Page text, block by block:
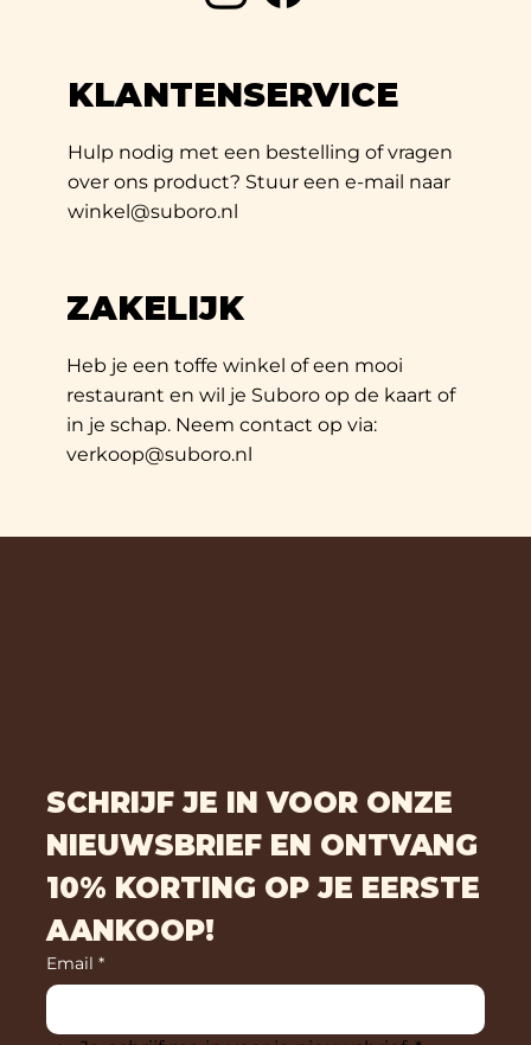
ZAKELIJK
Heb je een toffe winkel of een mooi
restaurant en wil je Suboro op de kaart of
in je schap. Neem contact op via:
verkoop@suboro.nl
KLANTENSERVICE
Hulp nodig met een bestelling of vragen
over ons product? Stuur een e-mail naar
winkel@suboro.nl
SCHRIJF JE IN VOOR ONZE
NIEUWSBRIEF EN ONTVANG
10% KORTING OP JE EERSTE
AANKOOP!
Email *